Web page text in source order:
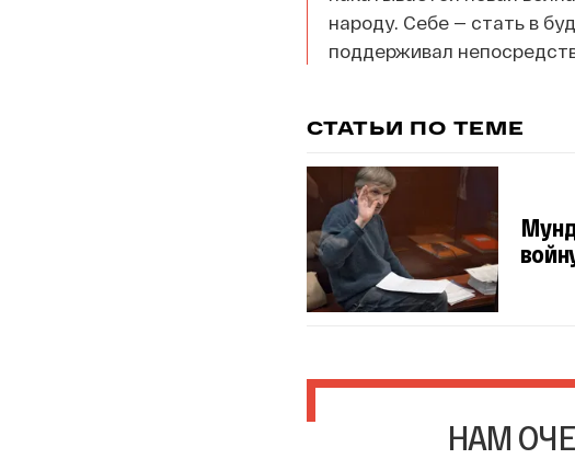
народу. Себе — стать в
поддерживал
СТАТЬИ ПО ТЕМЕ
НАМ